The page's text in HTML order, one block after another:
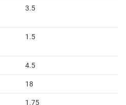
3.5
1.5
4.5
18
1.75